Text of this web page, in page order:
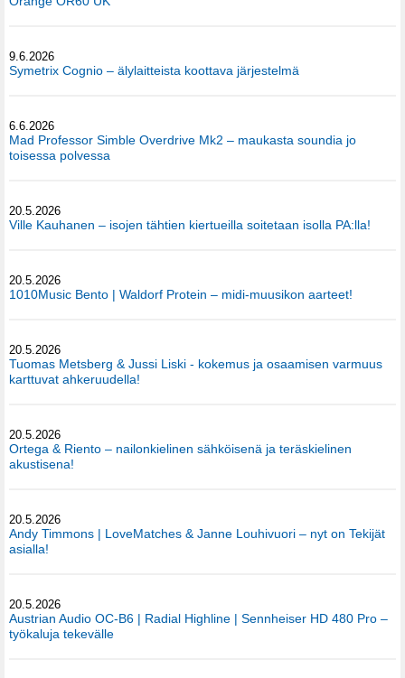
9.6.2026
Symetrix Cognio – älylaitteista koottava järjestelmä
6.6.2026
Mad Professor Simble Overdrive Mk2 – maukasta soundia jo
toisessa polvessa
20.5.2026
Ville Kauhanen – isojen tähtien kiertueilla soitetaan isolla PA:lla!
20.5.2026
1010Music Bento | Waldorf Protein – midi-muusikon aarteet!
20.5.2026
Tuomas Metsberg & Jussi Liski - kokemus ja osaamisen varmuus
karttuvat ahkeruudella!
20.5.2026
Ortega & Riento – nailonkielinen sähköisenä ja teräskielinen
akustisena!
20.5.2026
Andy Timmons | LoveMatches & Janne Louhivuori – nyt on Tekijät
asialla!
20.5.2026
Austrian Audio OC-B6 | Radial Highline | Sennheiser HD 480 Pro –
työkaluja tekevälle